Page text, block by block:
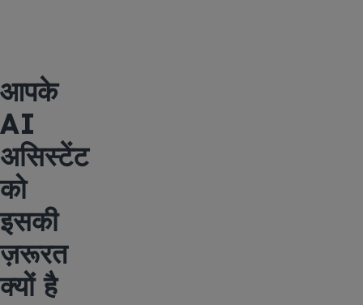
आपके
AI
असिस्टेंट
को
इसकी
ज़रूरत
क्यों है